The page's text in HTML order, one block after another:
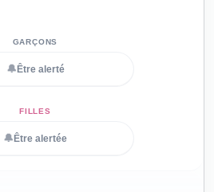
🔔 Être alerté
🔔 Être alertée